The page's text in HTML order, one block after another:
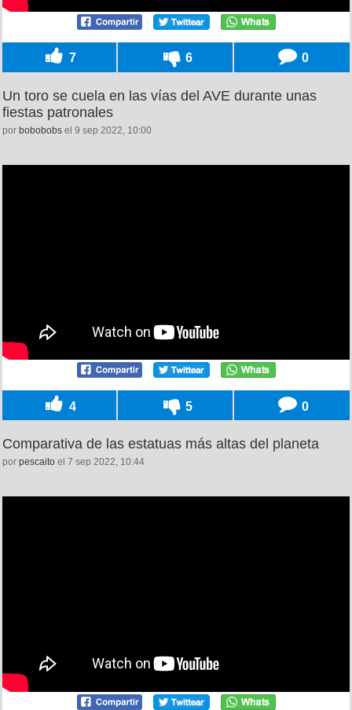
7 6 0
Un toro se cuela en las vías del AVE durante unas
fiestas patronales
por bobobobs el 9 sep 2022, 10:00
4 5 0
Comparativa de las estatuas más altas del planeta
por pescaito el 7 sep 2022, 10:44